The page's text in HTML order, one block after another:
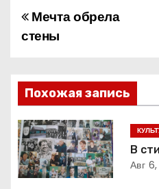
Н
в
и
г
а
Мечта обрела
стены
Похожая запись
В
Авг